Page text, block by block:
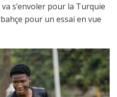
va s’envoler pour la Turquie
pour un essai en vue